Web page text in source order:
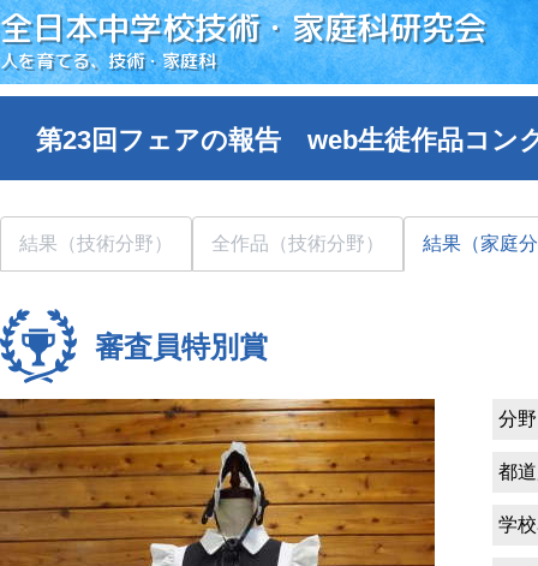
全日本中学校技術・家庭科研究会
人を育てる、技術・家庭科
第23回フェアの報告 web生徒作品コン
結果（技術分野） 全作品（技術分野） 結果（家庭
審査員特別賞
分
都
学